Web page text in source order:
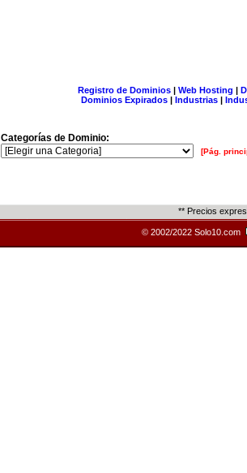
Registro de Dominios| Web Hosting |
Dominios Expirados | Industrias |
Categorías de Dominio:
[Pág.
** Precios
© 2002/2022 Solo10.com